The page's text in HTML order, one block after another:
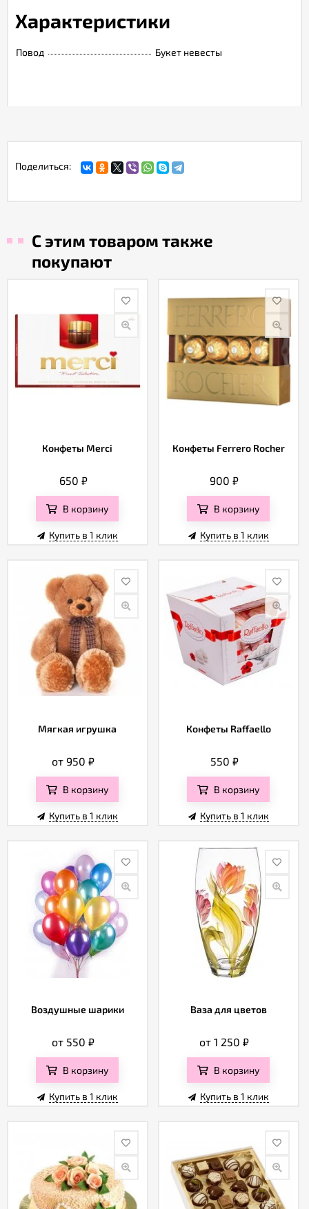
Характеристики
Повод Букет невесты
Поделиться:
С этим товаром также
покупают
Конфеты Merci
650 ₽
В корзину
Купить в 1 клик
Конфеты Ferrero Rocher
900₽
В корзину
Купить в 1 клик
Мягкая игрушка
от 950₽
В корзину
Купить в 1 клик
Конфеты Raffaello
550 ₽
В корзину
Купить в 1 клик
Воздушные шарики
от 550₽
В корзину
Купить в 1 клик
Ваза для цветов
от 1 250₽
В корзину
Купить в 1 клик